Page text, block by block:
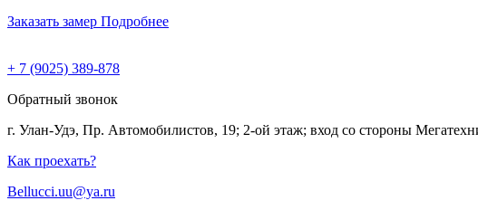
Заказать замер Подробнее
+ 7 (9025) 389-878
Обратный звонок
г. Улан-Удэ, Пр. Автомобилистов, 19; 2-ой этаж; вход со стороны
Как проехать?
Bellucci.uu@ya.ru